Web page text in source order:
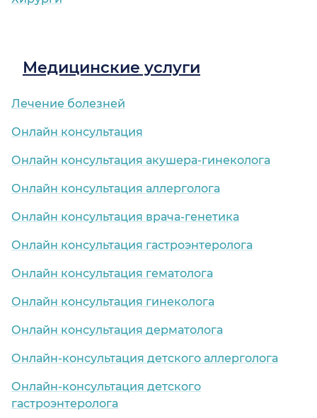
Медицинские услуги
Лечение болезней
Онлайн консультация
Онлайн консультация акушера-гинеколога
Онлайн консультация аллерголога
Онлайн консультация врача-генетика
Онлайн консультация гастроэнтеролога
Онлайн консультация гематолога
Онлайн консультация гинеколога
Онлайн консультация дерматолога
Онлайн-консультация детского аллерголога
Онлайн-консультация детского
гастроэнтеролога